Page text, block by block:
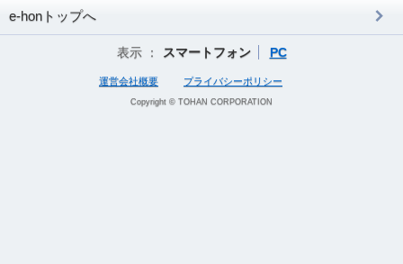
e-honトップへ
表示 ： スマートフォン PC
運営会社概要 プライバシーポリシー
Copyright © TOHAN CORPORATION